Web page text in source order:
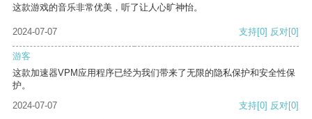
这款游戏的音乐非常优美，听了让人心旷神怡。
2024-07-07 支持[0] 反对[0]
游客
这款加速器VPM应用程序已经为我们带来了无限的隐私保护和安全性保
护。
2024-07-07
支持[0] 反对[0]